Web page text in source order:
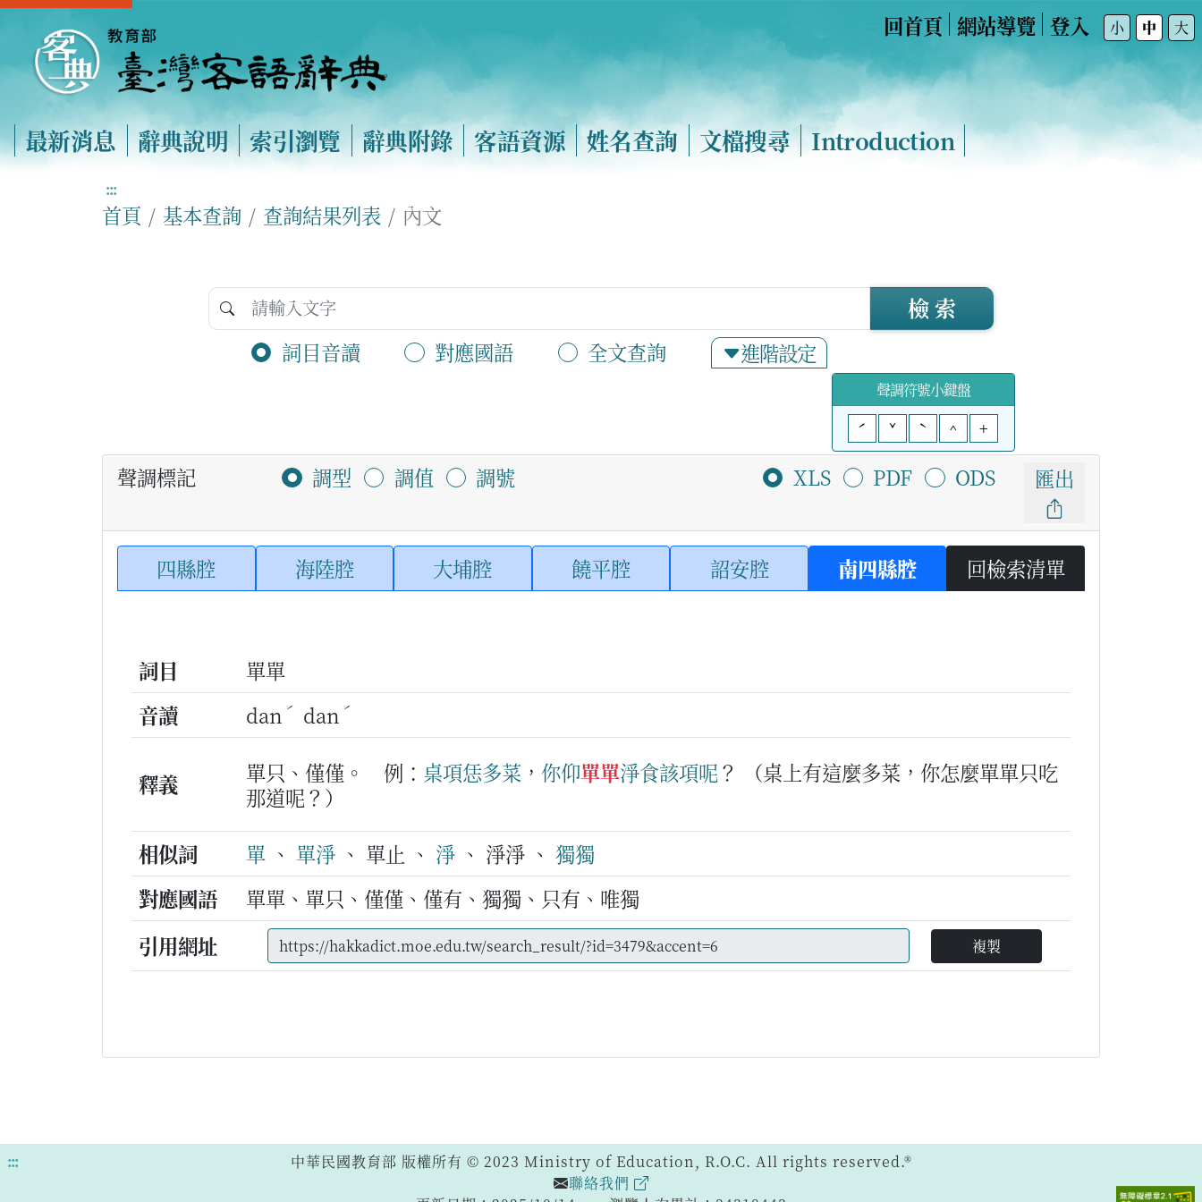
回首頁 網站導覽 登入 小 中 大
最新消息 辭典說明 索引瀏覽 辭典附錄 客語資源 姓名查詢 文檔搜尋 Introduction
:::
首頁 基本查詢 查詢結果列表 內文
詞目音讀 對應國語 全文查詢 進階設定
檢 索
聲調符號小鍵盤
ˊ
ˇ ˋ ^ +
聲調標記 調型 調值 調號 XLS PDF ODS 匯出
四縣腔 海陸腔 大埔腔 饒平腔 詔安腔 南四縣腔 回檢索清單
詞目
單單
音讀
dan ˊ dan ˊ
釋義 單只、僅僅。 例： 桌項恁多菜 ， 你仰單單淨食該項呢？
（桌上有這麼多菜，你怎麼單單只吃
那道呢？）
相似詞
單 、 單淨 、 單止 、 淨 、 淨淨 、 獨獨
對應國語
單單、單只、僅僅、僅有、獨獨、只有、唯獨
引用網址
複製
:::
中華民國教育部 版權所有 © 2023 Ministry of Education, R.O.C. All rights reserved.®
聯絡我們